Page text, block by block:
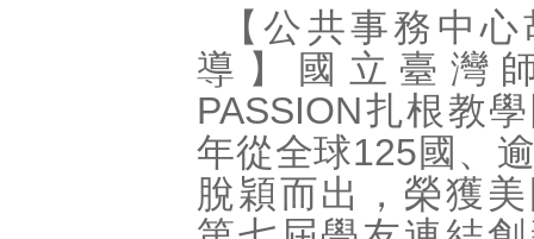
【公共事務中
導】國立臺灣
PASSION扎根教
年從全球125國、
脫穎而出，榮獲